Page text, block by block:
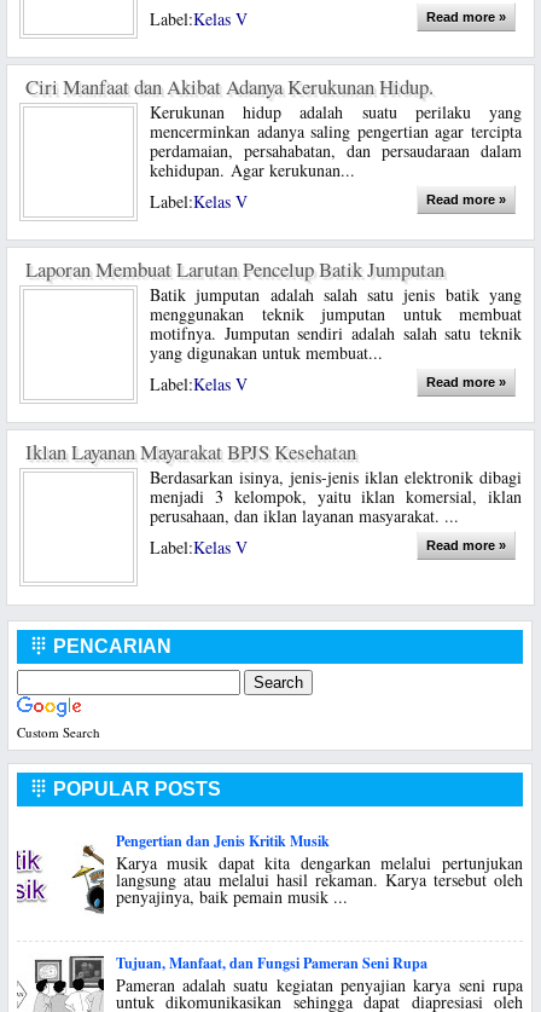
Label:Kelas V Read more »
Ciri Manfaat dan Akibat Adanya Kerukunan Hidup.
Kerukunan hidup adalah suatu perilaku yang
mencerminkan adanya saling pengertian agar tercipta
perdamaian, persahabatan, dan persaudaraan dalam
kehidupan. Agar kerukunan...
Label:Kelas V Read more »
Laporan Membuat Larutan Pencelup Batik Jumputan
Batik jumputan adalah salah satu jenis batik yang
menggunakan teknik jumputan untuk membuat
motifnya. Jumputan sendiri adalah salah satu teknik
yang digunakan untuk membuat...
Label:Kelas V Read more »
Iklan Layanan Mayarakat BPJS Kesehatan
Berdasarkan isinya, jenis-jenis iklan elektronik dibagi
menjadi 3 kelompok, yaitu iklan komersial, iklan
perusahaan, dan iklan layanan masyarakat. ...
Label:Kelas V Read more »
 PENCARIAN
Custom Search
 POPULAR POSTS
Pengertian dan Jenis Kritik Musik
Karya musik dapat kita dengarkan melalui pertunjukan
langsung atau melalui hasil rekaman. Karya tersebut oleh
penyajinya, baik pemain musik ...
Tujuan, Manfaat, dan Fungsi Pameran Seni Rupa
Pameran adalah suatu kegiatan penyajian karya seni rupa
untuk dikomunikasikan sehingga dapat diapresiasi oleh